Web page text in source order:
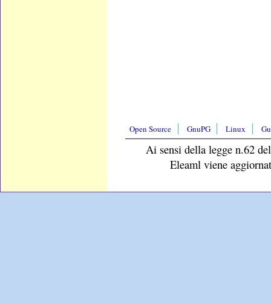
Open Source GnuPG Linux
Ai sensi della legge n.62
Eleaml viene